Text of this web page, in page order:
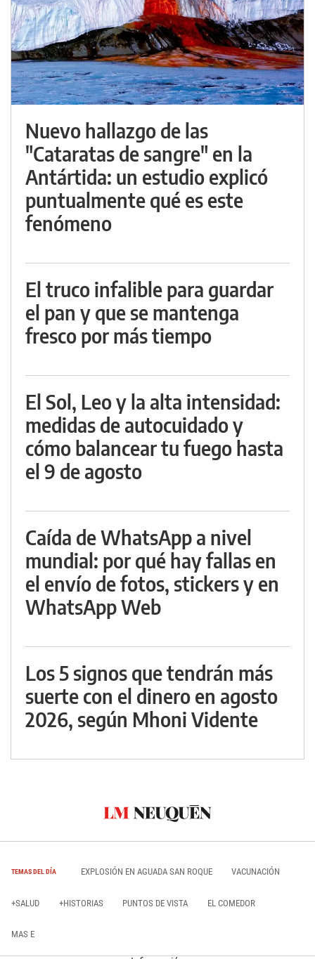
Nuevo hallazgo de las
"Cataratas de sangre" en la
Antártida: un estudio explicó
puntualmente qué es este
fenómeno
El truco infalible para guardar
el pan y que se mantenga
fresco por más tiempo
El Sol, Leo y la alta intensidad:
medidas de autocuidado y
cómo balancear tu fuego hasta
el 9 de agosto
Caída de WhatsApp a nivel
mundial: por qué hay fallas en
el envío de fotos, stickers y en
WhatsApp Web
Los 5 signos que tendrán más
suerte con el dinero en agosto
2026, según Mhoni Vidente
TEMAS DEL DÍA EXPLOSIÓN EN AGUADA SAN ROQUE VACUNACIÓN
+SALUD +HISTORIAS PUNTOS DE VISTA EL COMEDOR
MAS E